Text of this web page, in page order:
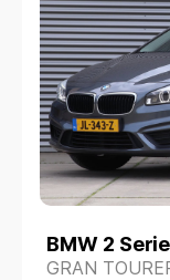
BMW 2 Serie
GRAN